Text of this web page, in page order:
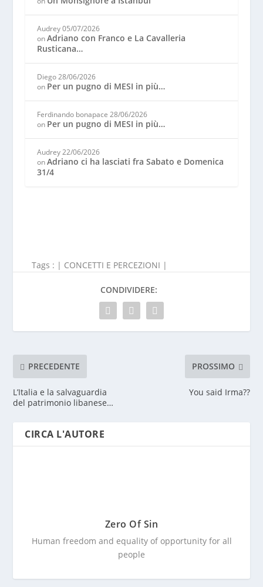
Audrey 05/07/2026
onAdriano con Franco e La Cavalleria
Rusticana…
Diego 28/06/2026
on Per un pugno di MESI in più…
Ferdinando bonapace 28/06/2026
on Per un pugno di MESI in più…
Audrey 22/06/2026
onAdriano ci ha lasciati fra Sabato e Domenica
31/4
Tags : | CONCETTI E PERCEZIONI |
CONDIVIDERE:
PRECEDENTE
L’Italia e la salvaguardia
del patrimonio libanese…
PROSSIMO
You said Irma??
CIRCA L'AUTORE
Zero Of Sin
Human freedom and equality of opportunity for all
people